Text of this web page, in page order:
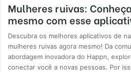
Mulheres ruivas:
mesmo com esse
Descubra os melhores aplicativos de
mulheres ruivas agora mesmo! Da
abordagem inovadora do Happn,
conectar você a novas pessoas. Por